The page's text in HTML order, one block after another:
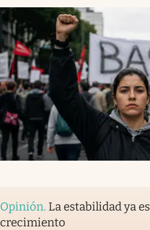
Opinión. La estabilidad ya
crecimiento